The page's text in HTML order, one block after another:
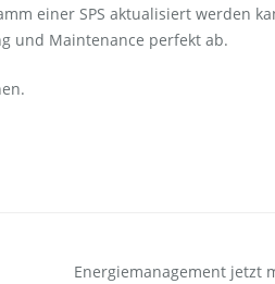
einer SPS aktualisiert werden
und Maintenance perfekt ab.
Energiemanagement jetzt